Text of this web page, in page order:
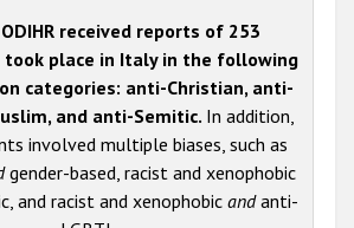
received reports of 253
place in Italy in the following
categories: anti-Christian, anti-
and anti-Semitic. In addition,
involved multiple biases, such as
gender-based, racist and xenophobic
and racist and xenophobic andanti-